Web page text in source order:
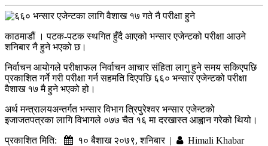
काठमाडौं । पटक-पटक स्थगित हुँदै आएको भन्सार एजेन्टको परीक्षा आउने
शनिबार नै हुने भएको छ।
निर्वाचन आयोगले परीक्षाफल निर्वाचन आचार संहिता लागु हुने समय सकिएपछि
प्रकाशित गर्ने गरी परीक्षा गर्न सहमति दिएपछि ६६० भन्सार एजेन्टको परीक्षा
वैशाख १७ मै हुने भएको हो।
अर्थ मन्त्रालयअन्तर्गत भन्सार विभाग त्रिपुरेश्वर भन्सार एजेन्टको
इजाजतपत्रका लागि विभागले ०७७ चैत १६ मा दरखास्त आह्वान गरेको थियो।
प्रकाशित मिति:
१० बैशाख २०७९, शनिबार | Himali Khabar